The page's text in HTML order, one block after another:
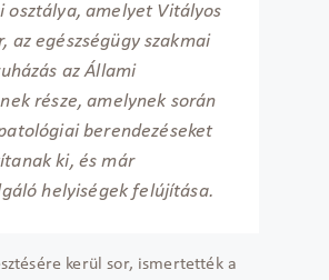
osztálya, amelyet Vitályos
egészségügy szakmai
az Állami
része, amelynek során
berendezéseket
ki, és már
helyiségek felújítása.
kerül sor, ismertették a